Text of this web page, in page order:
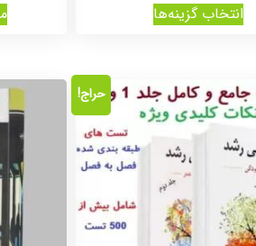
انتخاب گزینه‌ها
حراج!